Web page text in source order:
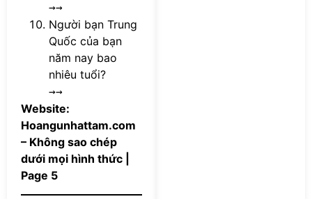
→→
Người bạn Trung
Quốc của bạn
năm nay bao
nhiêu tuổi?
→→
Website:
Hoangunhattam.com
– Không sao chép
dưới mọi hình thức |
Page 5